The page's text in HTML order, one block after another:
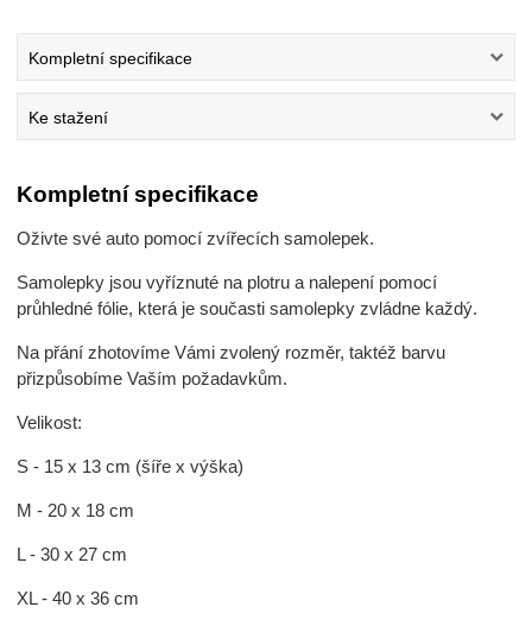
Kompletní specifikace
Ke stažení
Kompletní specifikace
Oživte své auto pomocí zvířecích samolepek.
Samolepky jsou vyříznuté na plotru a nalepení pomocí
průhledné fólie, která je současti samolepky zvládne každý.
Na přání zhotovíme Vámi zvolený rozměr, taktéž barvu
přizpůsobíme Vaším požadavkům.
Velikost:
S - 15 x 13 cm (šíře x výška)
M - 20 x 18 cm
L - 30 x 27 cm
XL - 40 x 36 cm